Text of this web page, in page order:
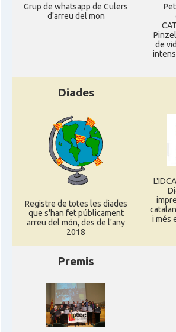
Grup de whatsapp de Culers
d'arreu del mon
de
Diades
Registre de totes les diades
que s'han fet públicament
arreu del món, des de l'any
2018
i més
Premis